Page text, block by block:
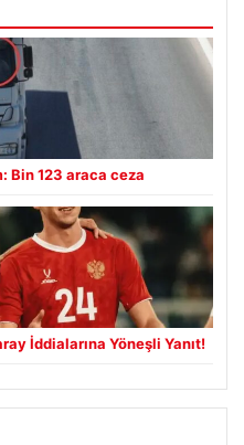
Bin 123 araca ceza
İddialarına Yöneşli Yanıt!